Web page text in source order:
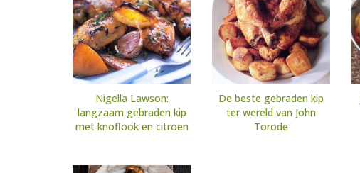
Nigella Lawson:
langzaam gebraden kip
met knoflook en citroen
De beste gebraden kip
ter wereld van John
Torode